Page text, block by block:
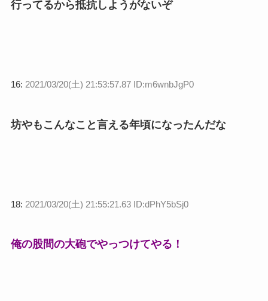
行ってるから抵抗しようがないぞ
16: 2021/03/20(土) 21:53:57.87 ID:m6wnbJgP0
坊やもこんなこと言える年頃になったんだな
18: 2021/03/20(土) 21:55:21.63 ID:dPhY5bSj0
俺の股間の大砲でやっつけてやる！